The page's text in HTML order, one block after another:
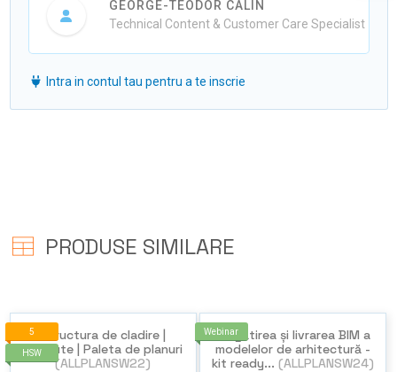
GEORGE-TEODOR CALIN
Technical Content & Customer Care Specialist
Intra in contul tau pentru a te inscrie
PRODUSE SIMILARE
5
HSW
Structura de cladire |
Atribute | Paleta de planuri
(ALLPLANSW22)
Webinar
Pregătirea și livrarea BIM a
modelelor de arhitectură -
kit ready... (ALLPLANSW24)